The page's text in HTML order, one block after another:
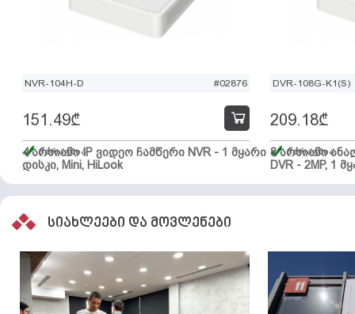
NVR-104H-D #02876
4 არხიანი IP ვიდეო ჩამწერი NVR - 1 მყარი
დისკი, Mini, HiLook
151.49₾
მარაგშია
DVR-108G-K1(S)
8 არხიანი
DVR - 2MP, 1
209.18₾
მარაგშია
სიახლეები და მოვლენები